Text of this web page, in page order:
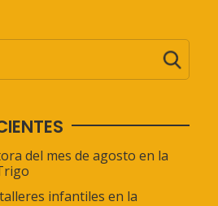
del mes de agosto en la
infantiles en la